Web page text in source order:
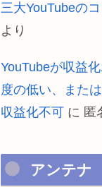
三大YouTubeの
より
YouTubeが収益
度の低い、また
収益化不可 に 匿
アンテナ